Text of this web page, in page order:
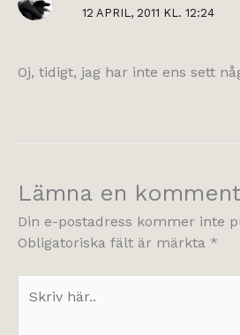
12 APRIL, 2011 KL. 12:24
Oj, tidigt, jag har inte ens sett
Lämna en
Din e-postadress kommer inte
Obligatoriska fält är märkta *
här..